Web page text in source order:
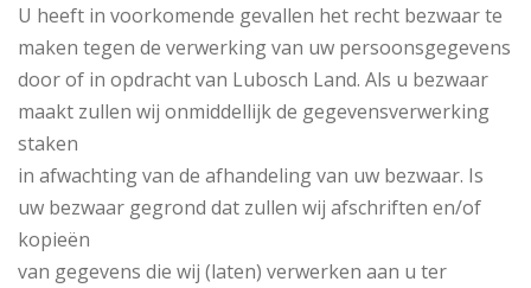
U heeft in voorkomende gevallen het recht bezwaar te
maken tegen de verwerking van uw persoonsgegevens
door of in opdracht van Lubosch Land. Als u bezwaar
maakt zullen wij onmiddellijk de gegevensverwerking
staken
in afwachting van de afhandeling van uw bezwaar. Is
uw bezwaar gegrond dat zullen wij afschriften en/of
kopieën
van gegevens die wij (laten) verwerken aan u ter